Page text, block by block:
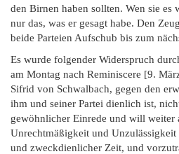
den Birnen haben sollten. Wen sie es
nur das, was er gesagt habe. Den
beide Parteien Aufschub bis zum
Es wurde folgender Widerspruch
am Montag nach Reminiscere [9.
Sifrid von Schwalbach, gegen den
ihm und seiner Partei dienlich ist,
gewöhnlicher Einrede und will weiter
Unrechtmäßigkeit und
und zweckdienlicher Zeit, und